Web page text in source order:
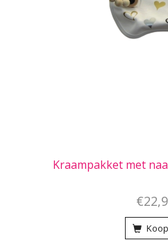
Kraampakket met